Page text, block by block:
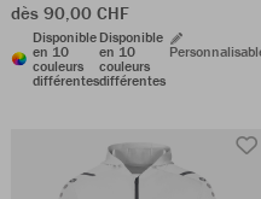
dès 90,00 CHF
Disponible
en 10
couleurs
différentes
Disponible
en 10
couleurs
différentes